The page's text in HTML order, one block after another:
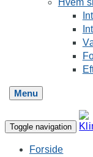
Hvem
Menu
Toggle navigation
Forside